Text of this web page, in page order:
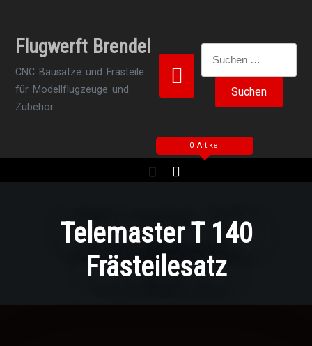
springen
Flugwerft Brendel
CNC Bausätze und Frästeile
für Modellflugzeuge und
Zubehör
0 Artikel
Telemaster T 140
Frästeilesatz